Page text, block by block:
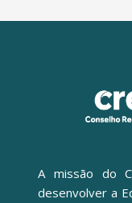
A missão do
desenvolver a